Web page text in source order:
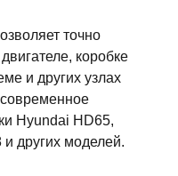
точно
коробке
и других узлах
Hyundai HD65,
других моделей.